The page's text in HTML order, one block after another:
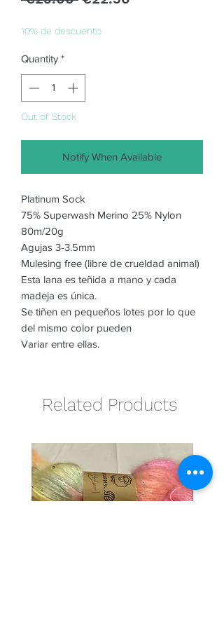
10% de descuento
Quantity *
Out of Stock
Notify When Available
Platinum Sock
75% Superwash Merino 25% Nylon
80m/20g
Agujas 3-3.5mm
Mulesing free (libre de crueldad animal)
Esta lana es teñida a mano y cada
madeja es única.
Se tiñen en pequeños lotes por lo que
del mismo color pueden
Variar entre ellas.
Related Products